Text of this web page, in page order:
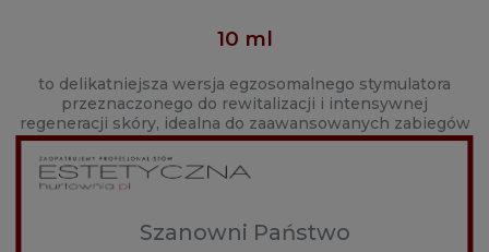
10 ml
to delikatniejsza wersja egzosomalnego stymulatora
przeznaczonego do rewitalizacji i intensywnej
regeneracji skóry, idealna do zaawansowanych zabiegów
odmładzających. Dzięki nanocząsteczkowym egzosomom
z mleka oraz kwasowi hialuronowemu, produkt działa na
głębszych warstwach skóry, stymulując procesy
Zaawansowana formuła do głębokiej regeneracji
Szanowni Państwo